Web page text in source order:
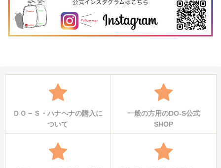
ＤＯ－Ｓ・ハナヘナの購入に
ついて
一般の方用のDO-S公式
SHOP